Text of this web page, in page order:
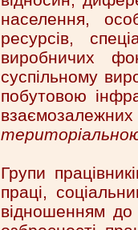
населення,
ресурсів,
виробничих
суспільному
побутовою
Групи
праці,
відношенням до